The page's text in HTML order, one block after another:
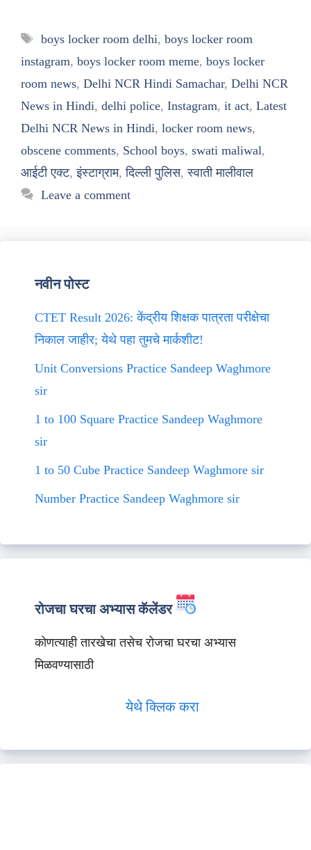
Tags
boys locker room delhi, boys locker room
instagram, boys locker room meme, boys locker
room news, Delhi NCR Hindi Samachar, Delhi NCR
News in Hindi, delhi police, Instagram, it act, Latest
Delhi NCR News in Hindi, locker room news,
obscene comments, School boys, swati maliwal,
आईटी एक्ट,इंस्टाग्राम,दिल्ली पुलिस,स्वाती मालीवाल
Leave a comment
नवीन पोस्ट
CTET Result 2026: केंद्रीय शिक्षक पात्रता परीक्षेचा
निकाल जाहीर; येथे पहा तुमचे मार्कशीट!
Unit Conversions Practice Sandeep Waghmore
sir
1 to 100 Square Practice Sandeep Waghmore
sir
1 to 50 Cube Practice Sandeep Waghmore sir
Number Practice Sandeep Waghmore sir
रोजचा घरचा अभ्यास कॅलेंडर
कोणत्याही तारखेचा तसेच रोजचा घरचा अभ्यास
मिळवण्यासाठी
येथे क्लिक करा